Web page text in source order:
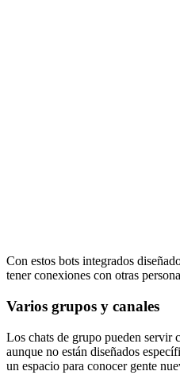
Con estos bots integrados
tener conexiones con otras
Varios grupos y canales
Los chats de grupo pueden servir
aunque no están diseñados
un espacio para conocer gente